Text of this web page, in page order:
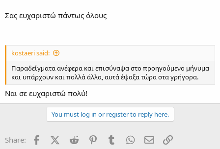
Σας ευχαριστώ πάντως όλους
kostaeri said:
Παραδείγματα ανέφερα και επισύναψα στο προηγούμενο μήνυμα
και υπάρχουν και πολλά άλλα, αυτά έψαξα τώρα στα γρήγορα.
Ναι σε ευχαριστώ πολύ!
You must log in or register to reply here.
Share: FacebookX (Twitter)
Reddit PinterestTumblr WhatsApp
Email